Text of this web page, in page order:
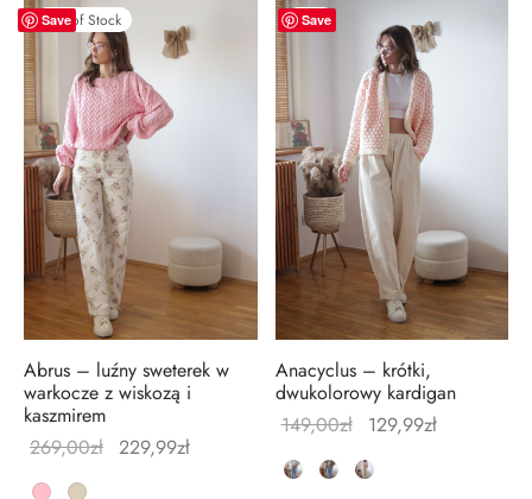
Save
Out of Stock
Abrus – luźny sweterek w
warkocze z wiskozą i
kaszmirem
269,00zł Pierwotna
229,99zł
Save
-13%
Anacyclus – krótki,
dwukolorowy kardigan
149,00zł
Pierwotna
cena
wynosiła:
129,99zł